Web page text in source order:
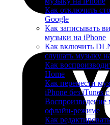
Как отключить
Google
Как записывать
музыки на iPhone
Как включить
слушать музыку
Как
Home
Как перенести
iPhone без
Воспроизведение
офлайн-режиме
Как